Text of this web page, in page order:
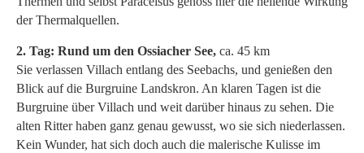
der Thermalquellen.
2. Tag: Rund um den Ossiacher See, ca. 45 km
Sie verlassen Villach entlang des Seebachs, und genießen den
Blick auf die Burgruine Landskron. An klaren Tagen ist die
Burgruine über Villach und weit darüber hinaus zu sehen. Die
alten Ritter haben ganz genau gewusst, wo sie sich niederlassen.
Kein Wunder, hat sich doch auch die malerische Kulisse im